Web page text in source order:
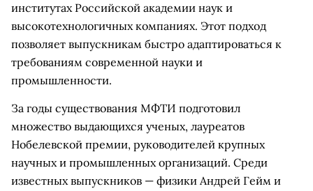
институтах Российской академии наук и
высокотехнологичных компаниях. Этот подход
позволяет выпускникам быстро адаптироваться к
требованиям современной науки и
промышленности.
За годы существования МФТИ подготовил
множество выдающихся ученых, лауреатов
Нобелевской премии, руководителей крупных
научных и промышленных организаций. Среди
известных выпускников — физики Андрей Гейм и